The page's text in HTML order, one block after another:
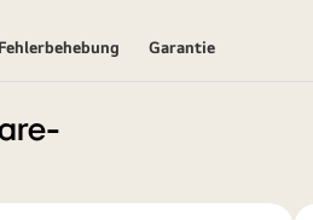
Fehlerbehebung Garantie